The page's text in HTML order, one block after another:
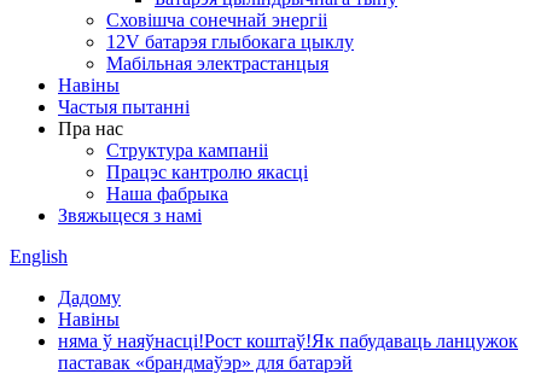
Сховішча сонечнай энергіі
12V батарэя глыбокага цыклу
Мабільная электрастанцыя
Навіны
Частыя пытанні
Пра нас
Структура кампаніі
Працэс кантролю якасці
Наша фабрыка
Звяжыцеся з намі
English
Дадому
Навіны
няма ў наяўнасці!Рост коштаў!Як пабудаваць ланцужок
паставак «брандмаўэр» для батарэй